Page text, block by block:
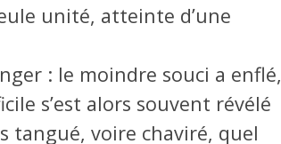
unité, atteinte d’une
: le moindre souci a enflé,
s’est alors souvent révélé
tangué, voire chaviré, quel